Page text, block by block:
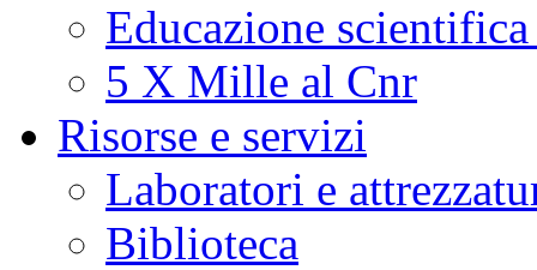
Educazione
5 X Mille al Cnr
Risorse e servizi
Laboratori e
Biblioteca